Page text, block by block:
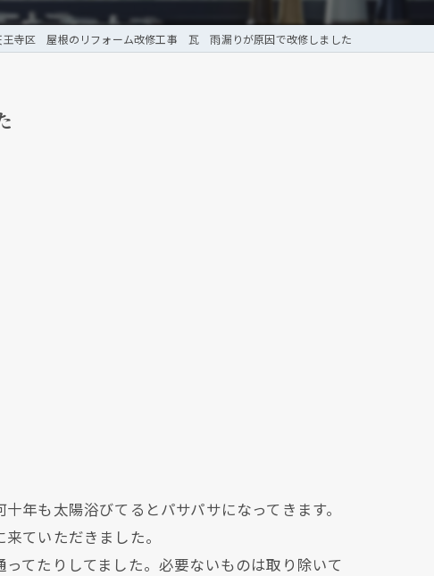
王寺区 屋根のリフォーム改修工事 瓦 雨漏りが原因で改修しました
年も太陽浴びてるとパサパサになってきます。
ていただきました。
てたりしてました。必要ないものは取り除いて